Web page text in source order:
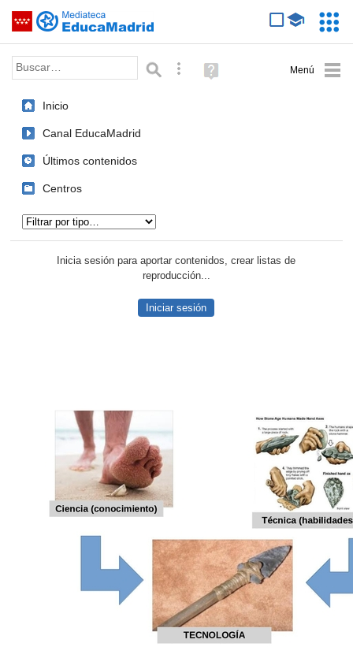
Saltar navegación
Palabra o frase: Búsqueda avanzada
Ayuda
(en
Inicio
Canal EducaMadrid
Últimos contenidos
Centros
Inicia sesión para aportar contenidos, crear listas de
reproducción...
Iniciar sesión